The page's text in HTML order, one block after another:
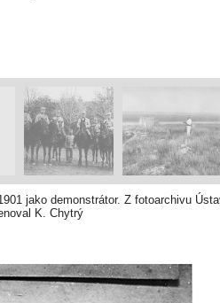
jako demonstrátor. Z fotoarchivu
K. Chytrý